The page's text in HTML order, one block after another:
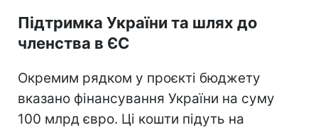
Підтримка України та шлях до
членства в ЄС
Окремим рядком у проєкті бюджету
вказано фінансування України на суму
100 млрд євро. Ці кошти підуть на